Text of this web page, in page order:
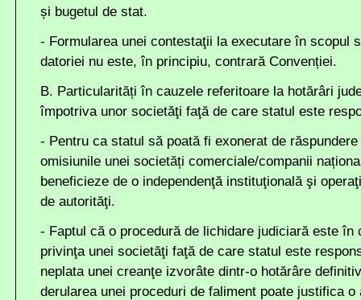
și bugetul de stat.
- Formularea unei contestaţii la executare în scopul
datoriei nu este, în principiu, contrară Convenției.
B. Particularități în cauzele referitoare la hotărâri
împotriva unor societăţi faţă de care statul este
- Pentru ca statul să poată fi exonerat de
omisiunile unei societăți comerciale/companii
beneficieze de o independenţă instituţională şi
de autorităţi.
- Faptul că o procedură de lichidare judiciară este în
privinţa unei societăţi faţă de care statul este
neplata unei creanţe izvorâte dintr-o hotărâre
derularea unei proceduri de faliment poate justifica